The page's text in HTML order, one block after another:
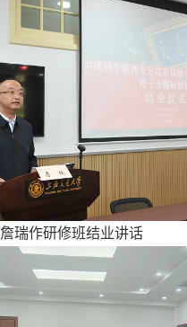
詹瑞作研修班结业讲话